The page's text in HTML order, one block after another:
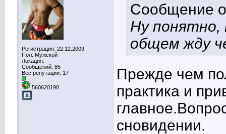
Регистрация: 22.12.2009
Пол: Мужской
Локация:
Сообщений: 85
Вес репутации: 17
560620190
Сообщение
Ну понятно,
общем жду
Прежде чем
практика и
сновидении.